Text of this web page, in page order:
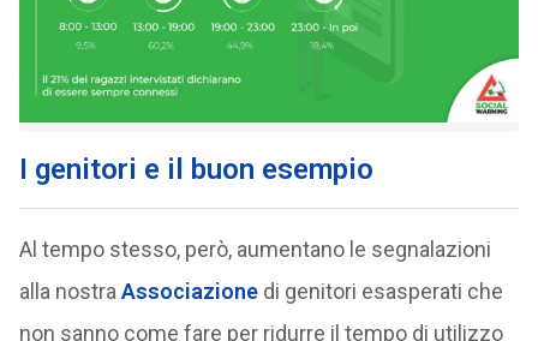
I genitori e il buon esempio
Al tempo stesso, però, aumentano le segnalazioni
alla nostra Associazionedi genitori esasperati che
non sanno come fare per ridurre il tempo di utilizzo